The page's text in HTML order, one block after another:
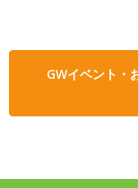
GWイベント・